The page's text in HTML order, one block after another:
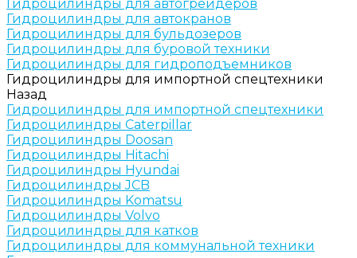
Гидроцилиндры для автогрейдеров
Гидроцилиндры для автокранов
Гидроцилиндры для бульдозеров
Гидроцилиндры для буровой техники
Гидроцилиндры для гидроподъемников
Гидроцилиндры для импортной спецтехники
Назад
Гидроцилиндры для импортной спецтехники
Гидроцилиндры Caterpillar
Гидроцилиндры Doosan
Гидроцилиндры Hitachi
Гидроцилиндры Hyundai
Гидроцилиндры JCB
Гидроцилиндры Komatsu
Гидроцилиндры Volvo
Гидроцилиндры для катков
Гидроцилиндры для коммунальной техники